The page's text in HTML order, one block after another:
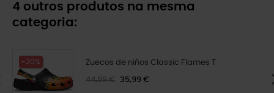
4 outros produtos na mesma
categoria:
-20% Zuecos de niños Classic Flames T
44,99 € 35,99 €